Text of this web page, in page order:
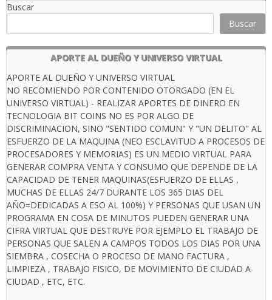
Buscar
Buscar
APORTE AL DUEÑO Y UNIVERSO VIRTUAL
APORTE AL DUEÑO Y UNIVERSO VIRTUAL
NO RECOMIENDO POR CONTENIDO OTORGADO (EN EL
UNIVERSO VIRTUAL) - REALIZAR APORTES DE DINERO EN
TECNOLOGIA BIT COINS NO ES POR ALGO DE
DISCRIMINACION, SINO "SENTIDO COMUN" Y "UN DELITO" AL
ESFUERZO DE LA MAQUINA (NEO ESCLAVITUD A PROCESOS DE
PROCESADORES Y MEMORIAS) ES UN MEDIO VIRTUAL PARA
GENERAR COMPRA VENTA Y CONSUMO QUE DEPENDE DE LA
CAPACIDAD DE TENER MAQUINAS(ESFUERZO DE ELLAS ,
MUCHAS DE ELLAS 24/7 DURANTE LOS 365 DIAS DEL
AÑO=DEDICADAS A ESO AL 100%) Y PERSONAS QUE USAN UN
PROGRAMA EN COSA DE MINUTOS PUEDEN GENERAR UNA
CIFRA VIRTUAL QUE DESTRUYE POR EJEMPLO EL TRABAJO DE
PERSONAS QUE SALEN A CAMPOS TODOS LOS DIAS POR UNA
SIEMBRA , COSECHA O PROCESO DE MANO FACTURA ,
LIMPIEZA , TRABAJO FISICO, DE MOVIMIENTO DE CIUDAD A
CIUDAD , ETC, ETC.